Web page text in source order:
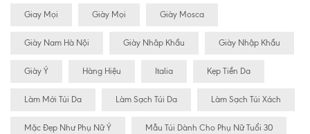
Giay Mọi Giày Mọi Giày Mosca
Giày Nam Hà Nội Giày Nhâp Khẩu Giày Nhập Khẩu
Giày Ý Hàng Hiệu Italia Kẹp Tiền Da
Làm Mới Túi Da Làm Sạch Túi Da Làm Sạch Túi Xách
Mặc Đẹp Như Phụ Nữ Ý Mẫu Túi Dành Cho Phụ Nữ Tuổi 30